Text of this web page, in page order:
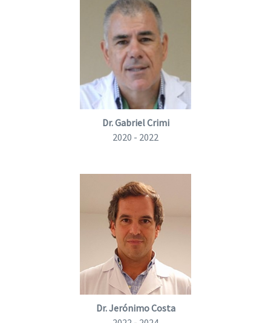
Dr. Gabriel Crimi
2020 - 2022
Dr. Jerónimo Costa